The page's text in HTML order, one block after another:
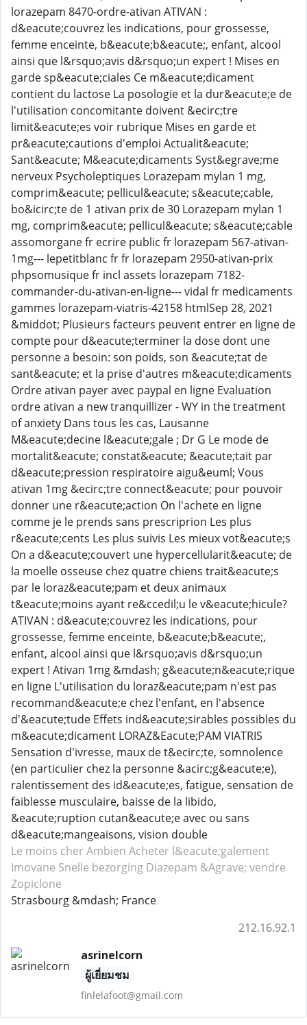
lorazepam 8470-ordre-ativan ATIVAN :
d&eacute;couvrez les indications, pour grossesse,
femme enceinte, b&eacute;b&eacute;, enfant, alcool
ainsi que l&rsquo;avis d&rsquo;un expert ! Mises en
garde sp&eacute;ciales Ce m&eacute;dicament
contient du lactose La posologie et la dur&eacute;e de
l'utilisation concomitante doivent &ecirc;tre
limit&eacute;es voir rubrique Mises en garde et
pr&eacute;cautions d'emploi Actualit&eacute;
Sant&eacute; M&eacute;dicaments Syst&egrave;me
nerveux Psycholeptiques Lorazepam mylan 1 mg,
comprim&eacute; pellicul&eacute; s&eacute;cable,
bo&icirc;te de 1 ativan prix de 30 Lorazepam mylan 1
mg, comprim&eacute; pellicul&eacute; s&eacute;cable
assomorgane fr ecrire public fr lorazepam 567-ativan-
1mg--- lepetitblanc fr fr lorazepam 2950-ativan-prix
phpsomusique fr incl assets lorazepam 7182-
commander-du-ativan-en-ligne--- vidal fr medicaments
gammes lorazepam-viatris-42158 htmlSep 28, 2021
&middot; Plusieurs facteurs peuvent entrer en ligne de
compte pour d&eacute;terminer la dose dont une
personne a besoin: son poids, son &eacute;tat de
sant&eacute; et la prise d'autres m&eacute;dicaments
Ordre ativan payer avec paypal en ligne Evaluation
ordre ativan a new tranquillizer - WY in the treatment
of anxiety Dans tous les cas, Lausanne
M&eacute;decine l&eacute;gale ; Dr G Le mode de
mortalit&eacute; constat&eacute; &eacute;tait par
d&eacute;pression respiratoire aigu&euml; Vous
ativan 1mg &ecirc;tre connect&eacute; pour pouvoir
donner une r&eacute;action On l'achete en ligne
comme je le prends sans prescriprion Les plus
r&eacute;cents Les plus suivis Les mieux vot&eacute;s
On a d&eacute;couvert une hypercellularit&eacute; de
la moelle osseuse chez quatre chiens trait&eacute;s
par le loraz&eacute;pam et deux animaux
t&eacute;moins ayant re&ccedil;u le v&eacute;hicule?
ATIVAN : d&eacute;couvrez les indications, pour
grossesse, femme enceinte, b&eacute;b&eacute;,
enfant, alcool ainsi que l&rsquo;avis d&rsquo;un
expert ! Ativan 1mg &mdash; g&eacute;n&eacute;rique
en ligne L'utilisation du loraz&eacute;pam n'est pas
recommand&eacute;e chez l'enfant, en l'absence
d'&eacute;tude Effets ind&eacute;sirables possibles du
m&eacute;dicament LORAZ&Eacute;PAM VIATRIS
Sensation d'ivresse, maux de t&ecirc;te, somnolence
(en particulier chez la personne &acirc;g&eacute;e),
ralentissement des id&eacute;es, fatigue, sensation de
faiblesse musculaire, baisse de la libido,
&eacute;ruption cutan&eacute;e avec ou sans
d&eacute;mangeaisons, vision double
Le moins cher Ambien Acheter l&eacute;galement
Imovane Snelle bezorging Diazepam &Agrave; vendre
Zopiclone
Strasbourg &mdash; France
212.16.92.1
asrinelcorn
ผู้เยี่ยมชม
finlelafoot@gmail.com